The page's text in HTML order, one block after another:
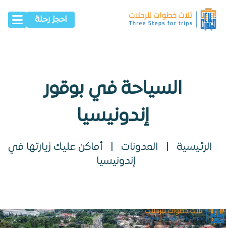
احجز رحلة
السياحة في بوقور
إندونيسيا
الرئيسية المدونات
أماكن عليك زيارتها في
إندونيسيا